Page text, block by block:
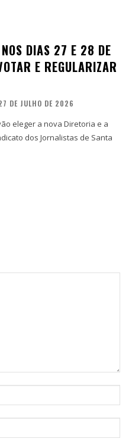
DIAS 27 E 28 DE
E REGULARIZAR
DE JULHO DE 2026
eleger a nova Diretoria e a
dos Jornalistas de Santa